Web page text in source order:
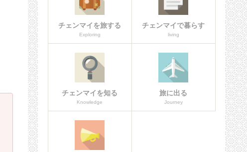
チェンマイを旅する
Exploring
チェンマイで暮らす
living
チェンマイを知る
Knowledge
旅に出る
Journey